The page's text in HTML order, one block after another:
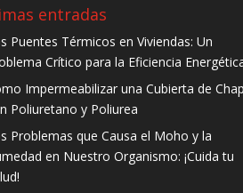
entradas
Puentes Térmicos en Viviendas: Un
Crítico para la Eficiencia
Impermeabilizar una Cubierta de
Poliuretano y Poliurea
Problemas que Causa el Moho y la
en Nuestro Organismo: ¡Cuida tu